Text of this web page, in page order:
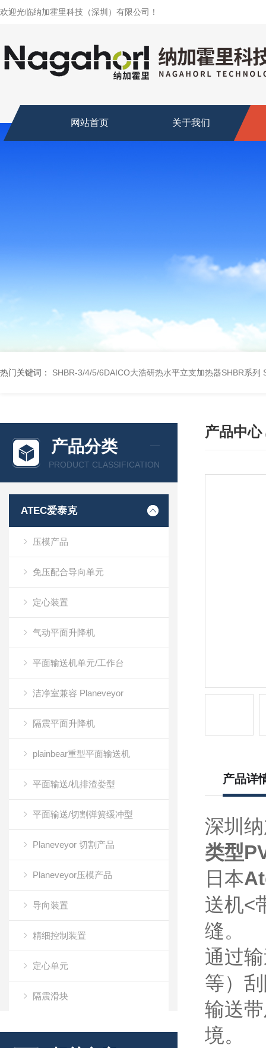
欢迎光临纳加霍里科技（深圳）有限公司！
网站首页 关于我们
热门关键词： SHBR-3/4/5/6DAICO大浩研热水平立支加热器SHBR系列
产品分类
PRODUCT CLASSIFICATION
ATEC爱泰克
压模产品
免压配合导向单元
定心装置
气动平面升降机
平面输送机单元/工作台
洁净室兼容 Planeveyor
隔震平面升降机
plainbear重型平面输送机
平面输送/机排渣娄型
平面输送/切割弹簧缓冲型
Planeveyor 切割产品
Planeveyor压模产品
导向装置
精细控制装置
定心单元
隔震滑块
产品中心
产品详
深圳
类型
日本
送机<
缝。
通过
等）
输送
境。